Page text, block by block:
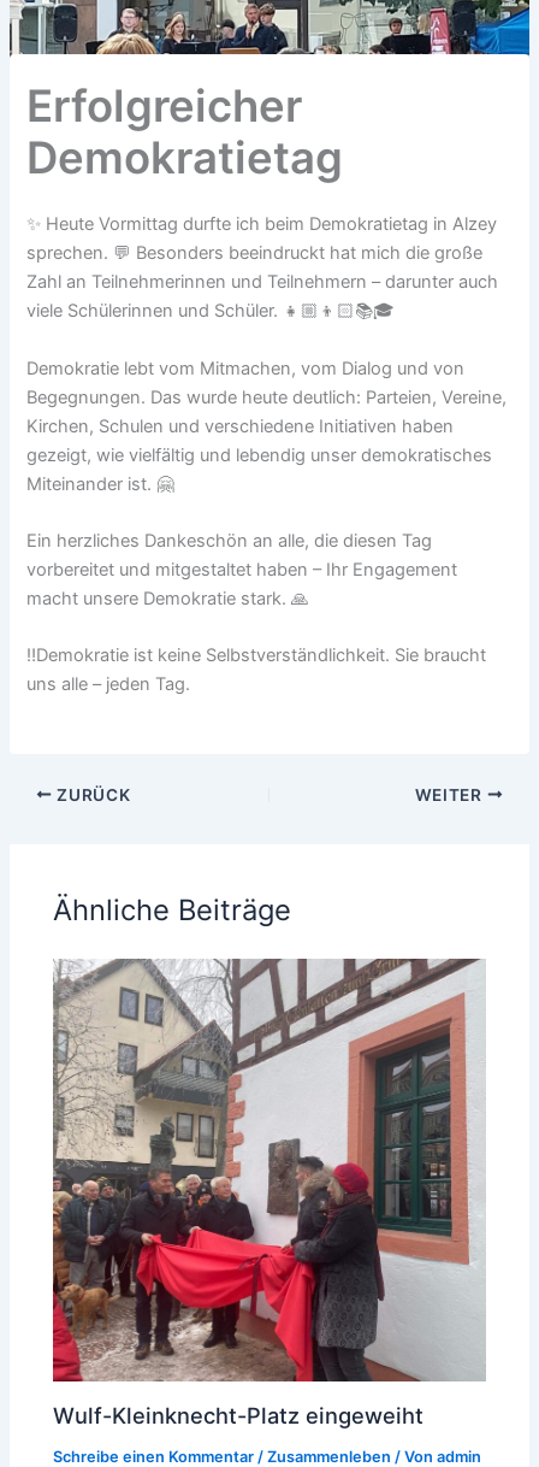
Erfolgreicher
Demokratietag
✨ Heute Vormittag durfte ich beim Demokratietag in Alzey
sprechen. 💬 Besonders beeindruckt hat mich die große
Zahl an Teilnehmerinnen und Teilnehmern – darunter auch
viele Schülerinnen und Schüler. 👧🏼👦🏻📚🎓
Demokratie lebt vom Mitmachen, vom Dialog und von
Begegnungen. Das wurde heute deutlich: Parteien, Vereine,
Kirchen, Schulen und verschiedene Initiativen haben
gezeigt, wie vielfältig und lebendig unser demokratisches
Miteinander ist. 🤗
Ein herzliches Dankeschön an alle, die diesen Tag
vorbereitet und mitgestaltet haben – Ihr Engagement
macht unsere Demokratie stark. 🙏
‼️Demokratie ist keine Selbstverständlichkeit. Sie braucht
uns alle – jeden Tag.
ZURÜCK WEITER
Ähnliche Beiträge
Wulf-Kleinknecht-Platz eingeweiht
Schreibe einen Kommentar /Zusammenleben / Vonadmin